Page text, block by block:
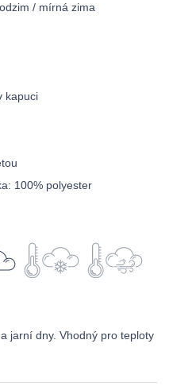
/ mírná zima
kapuci
100% polyester
jarní dny. Vhodný pro teploty